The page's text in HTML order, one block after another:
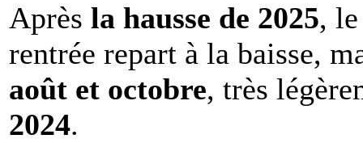
Après la hausse de 2025,
rentrée repart à la baisse,
août et octobre, très
2024.